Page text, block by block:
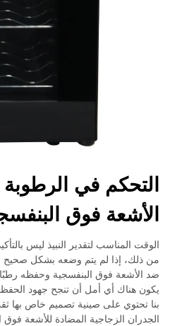
التحكم في
الأشعة فوق
الوقت المناسب لتقدير النبيذ ليس
من ذلك، إذا لم يتم وضعه بشكل صحيح مع
ضد الأشعة فوق البنفسجية وحفظه
يكون هناك أي أمل أن تنجح جهود الحفظ
بنا تحتوي على صينية تصميم خاص بها
الجدران الزجاجية المضادة للأشعة